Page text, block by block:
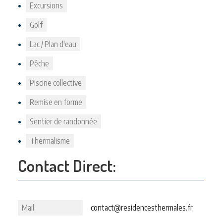
Excursions
Golf
Lac / Plan d'eau
Pêche
Piscine collective
Remise en forme
Sentier de randonnée
Thermalisme
Contact Direct:
Mail contact@residencesthermales.fr